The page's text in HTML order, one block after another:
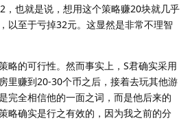
，也就是说，想用这个策略赚20块就几乎
以至于亏掉32元。这显然是非常不理智
略的可行性。然而事实上，S君确实采用
里赚到20-30个币之后，接着去玩其他游
完全相信他的一面之词，而是他后来的
略确实是行之有效的，因为我之前的分